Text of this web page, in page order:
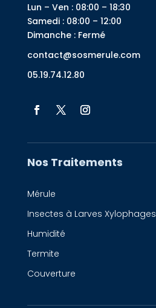
Lun – Ven : 08:00 – 18:30
Samedi : 08:00 – 12:00
Dimanche : Fermé
contact@sosmerule.com
05.19.74.12.80
Nos Traitements
Mérule
Insectes à Larves Xylophages
Humidité
Termite
Couverture